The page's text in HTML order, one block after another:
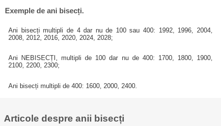
Exemple de ani bisecți.
Ani bisecți multipli de 4 dar nu de 100 sau 400: 1992, 1996, 2004,
2008, 2012, 2016, 2020, 2024, 2028;
Ani NEBISECȚI, multipli de 100 dar nu de 400: 1700, 1800, 1900,
2100, 2200, 2300;
Ani bisecți multipli de 400: 1600, 2000, 2400.
Articole despre anii bisecți